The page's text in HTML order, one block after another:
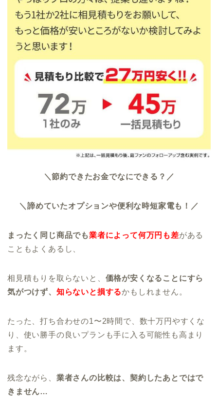
＼節約できたお金でなにできる？／
＼諦めていたオプションや便利な時短家電も！／
まったく同じ商品でも業者によって何万円も差がある
こともよくあるし、
相見積もりを取らないと、 価格が安くなることにすら
気がつけず、 知らないと損するかもしれません。
たった、打ち合わせの1〜2時間で、数十万円やすくな
り、使い勝手の良いプランも手に入る可能性も高まり
ます。
残念ながら、 業者さんの比較は、契約したあとではで
きません…